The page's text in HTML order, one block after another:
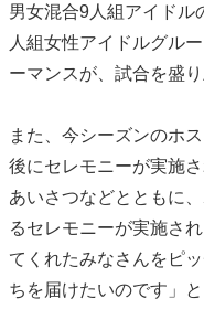
男女混合9人組アイドル
人組女性アイドルグル
ーマンスが、試合を盛り
また、今シーズンのホ
後にセレモニーが実施
あいさつなどとともに
るセレモニーが実施さ
てくれたみなさんをピ
ちを届けたいのです」